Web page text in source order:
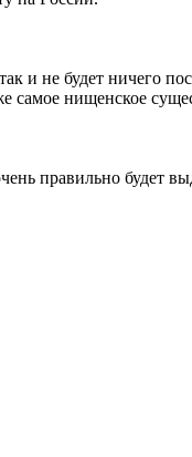
и не будет ничего
самое нищенское
правильно будет